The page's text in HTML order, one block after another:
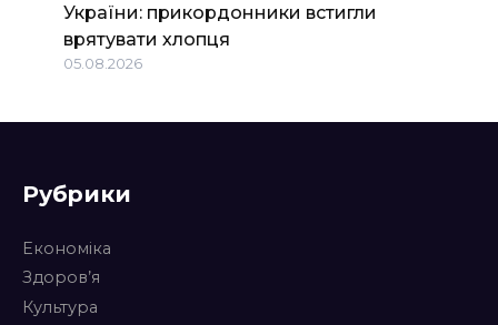
України: прикордонники встигли
врятувати хлопця
05.08.2026
Рубрики
Економіка
Здоров’я
Культура